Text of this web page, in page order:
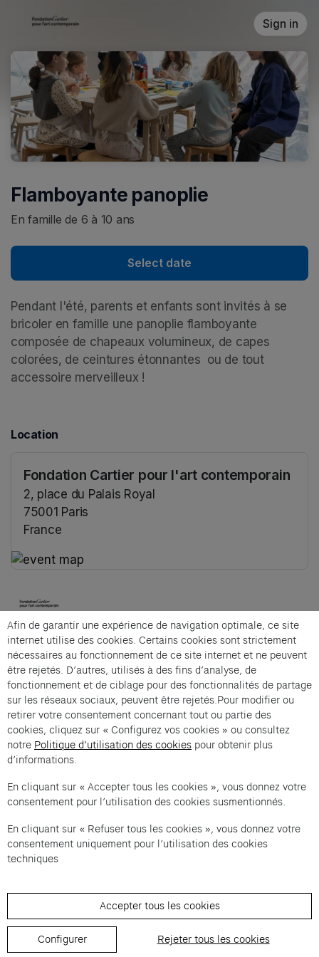
Sign in
Flamboyante panoplie
En famille de 6 à 10 ans
Select date
Pendant l'été, parents et enfants sont invités à se
bricoler en famille une panoplie flamboyante
composée de chapeaux volumineux, de capes
colorées, de ceintures étonnantes  ou de tout
accessoire merveilleux !
Location
Fondation Cartier pour l'art contemporain
2, place du Palais Royal
75001 Paris
France
Cartier et Compagnie
Flamboyante panoplie is an offer from Cartier et
Compagnie .
Imprint of the organizer(opens in a new tab)
Data privacy of the organizer(opens in
General terms and conditions of the organizer
Cookie settings (opens in a new tab)
Data privacy policy (opens in a new tab)
Accessibility
Support(opens in a new tab)
Afin de garantir une expérience de navigation optimale, ce site
internet utilise des cookies. Certains cookies sont strictement
nécessaires au fonctionnement de ce site internet et ne peuvent
être rejetés. D’autres, utilisés à des fins d’analyse, de
fonctionnement et de ciblage pour des fonctionnalités de partage
sur les réseaux sociaux, peuvent être rejetés.Pour modifier ou
retirer votre consentement concernant tout ou partie des
cookies, cliquez sur « Configurez vos cookies » ou consultez
notre Politique d’utilisation des cookies pour obtenir plus
d’informations.
En cliquant sur « Accepter tous les cookies », vous donnez votre
consentement pour l’utilisation des cookies susmentionnés.
En cliquant sur « Refuser tous les cookies », vous donnez votre
consentement uniquement pour l’utilisation des cookies
techniques
Accepter tous les cookies
Configurer Rejeter tous les cookies